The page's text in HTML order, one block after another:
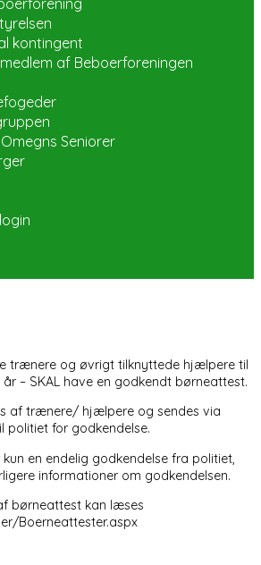
kontingent
medlem af Beboerforeningen
Seniorer
trænere og øvrigt tilknyttede hjælpere til
– SKAL have en godkendt børneattest.
af trænere/ hjælpere og sendes via
politiet for godkendelse.
en endelig godkendelse fra politiet,
informationer om godkendelsen.
børneattest kan læses
Boerneattester.aspx